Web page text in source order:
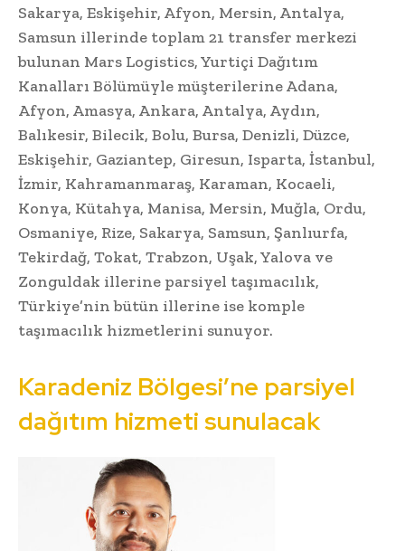
Sakarya, Eskişehir, Afyon, Mersin, Antalya,
Samsun illerinde toplam 21 transfer merkezi
bulunan Mars Logistics, Yurtiçi Dağıtım
Kanalları Bölümüyle müşterilerine Adana,
Afyon, Amasya, Ankara, Antalya, Aydın,
Balıkesir, Bilecik, Bolu, Bursa, Denizli, Düzce,
Eskişehir, Gaziantep, Giresun, Isparta, İstanbul,
İzmir, Kahramanmaraş, Karaman, Kocaeli,
Konya, Kütahya, Manisa, Mersin, Muğla, Ordu,
Osmaniye, Rize, Sakarya, Samsun, Şanlıurfa,
Tekirdağ, Tokat, Trabzon, Uşak, Yalova ve
Zonguldak illerine parsiyel taşımacılık,
Türkiye’nin bütün illerine ise komple
taşımacılık hizmetlerini sunuyor.
Karadeniz Bölgesi’ne parsiyel
dağıtım hizmeti sunulacak